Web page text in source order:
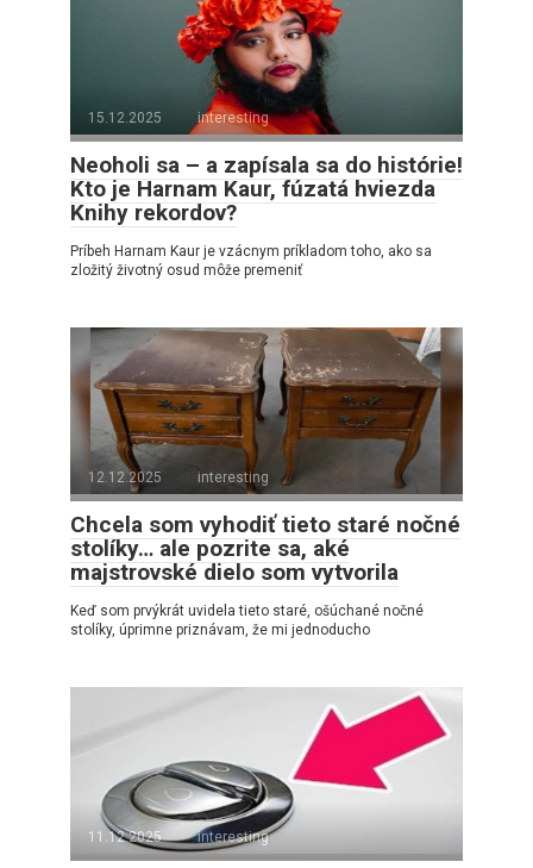
15.12.2025 interesting
Neoholi sa – a zapísala sa do histórie!
Kto je Harnam Kaur, fúzatá hviezda
Knihy rekordov?
Príbeh Harnam Kaur je vzácnym príkladom toho, ako sa
zložitý životný osud môže premeniť
12.12.2025 interesting
Chcela som vyhodiť tieto staré nočné
stolíky… ale pozrite sa, aké
majstrovské dielo som vytvorila
Keď som prvýkrát uvidela tieto staré, ošúchané nočné
stolíky, úprimne priznávam, že mi jednoducho
11.12.2025 interesting